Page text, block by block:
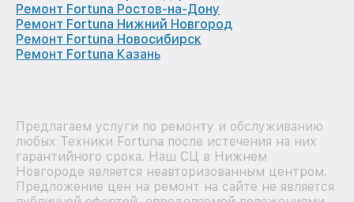
Ремонт Fortuna Ростов-на-Дону
Ремонт Fortuna Нижний Новгород
Ремонт Fortuna Новосибирск
Ремонт Fortuna Казань
Предлагаем услуги по ремонту и обслуживанию
любых Техники Fortuna после истечения на них
гарантийного срока. Наш СЦ в Нижнем
Новгороде является неавторизованным центром.
Предложение цен на ремонт на сайте не является